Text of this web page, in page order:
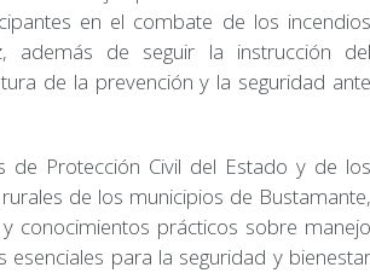
en el combate de los incendios
además de seguir la instrucción del
de la prevención y la seguridad ante
Protección Civil del Estado y de los
de los municipios de Bustamante,
conocimientos prácticos sobre manejo
para la seguridad y bienestar